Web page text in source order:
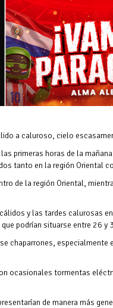
a caluroso, cielo
primeras horas de la
tanto en la región Oriental
de la región Oriental,
y las tardes calurosas
podrían situarse entre 26 y
chaparrones,
ocasionales tormentas
de manera más